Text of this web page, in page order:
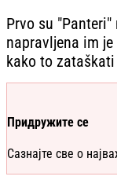
Prvo su
napravljena im
kako to
Придружите се
Сазнајте све о